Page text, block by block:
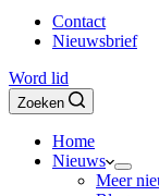
Contact
Nieuwsbrief
Word lid
Zoeken
Home
Nieuws
Meer